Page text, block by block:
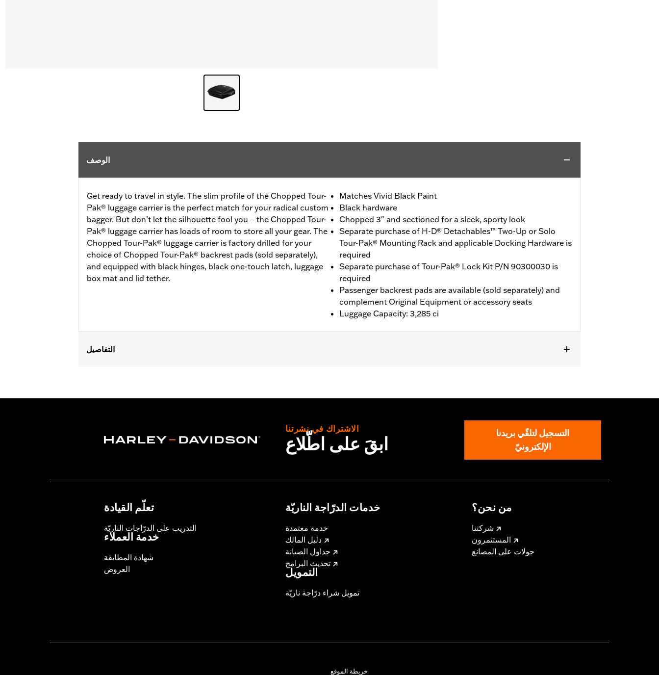
الوصف
Get ready to travel in style. The slim profile of the Chopped Tour-
Pak® luggage carrier is the perfect match for your radical custom
bagger. But don’t let the silhouette fool you – the Chopped Tour-
Pak® luggage carrier has loads of room to store all your gear. The
Chopped Tour-Pak® luggage carrier is factory drilled for your
choice of Chopped Tour-Pak® backrest pads (sold separately),
and equipped with black hinges, black one-touch latch, luggage
box mat and lid tether.
Matches Vivid Black Paint
Black hardware
Chopped 3" and sectioned for a sleek, sporty look
Separate purchase of H-D® Detachables™ Two-Up or Solo
Tour-Pak® Mounting Rack and applicable Docking Hardware is
required
Separate purchase of Tour-Pak® Lock Kit P/N 90300030 is
required
Passenger backrest pads are available (sold separately) and
complement Original Equipment or accessory seats
Luggage Capacity: 3,285 ci
التفاصيل
Separate purchase of Tour-Pak Lock Kit P/N 90300030 is required. ’23-later FLHXSE and FLTRXSE, and ‘24-later FLHX, FLTRX,
require the additional purchase of Detachable Conversion Hardware Kit P/N 54000383. '26 limited vehicles will not use Chopped Tour-
Installation Instructions
21.6 Inches
Width:25.9 Inches
In the Box:Tour-Pak and installation instructions
الاشتراك في نشرتنا
ابقَ على اطّلاع
التسجيل لتلقّي بريدنا
الإلكترونيّ
تعلّم القيادة
التدريب على الدرّاجات الناريّة
خدمة العملاء
شهادة المطابقة
العروض
خدمات الدرّاجة الناريّة
خدمة معتمدة
دليل المالك
جداول الصيانة
تحديث البرامج
التمويل
تمويل شراء درّاجة ناريّة
من نحن؟
شركتنا
المستثمرون
جولات على المصانع
خريطة الموقع